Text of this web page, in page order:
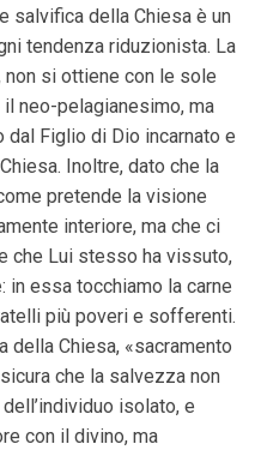
salvifica della Chiesa è un
tendenza riduzionista. La
si ottiene con le sole
neo-pelagianesimo, ma
Figlio di Dio incarnato e
Inoltre, dato che la
pretende la visione
interiore, ma che ci
che Lui stesso ha vissuto,
in essa tocchiamo la carne
più poveri e sofferenti.
della Chiesa, «sacramento
che la salvezza non
isolato, e
con il divino, ma